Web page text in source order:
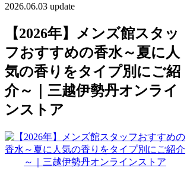
2026.06.03 update
【2026年】メンズ館スタッ
フおすすめの香水～夏に人
気の香りをタイプ別にご紹
介～｜三越伊勢丹オンライ
ンストア